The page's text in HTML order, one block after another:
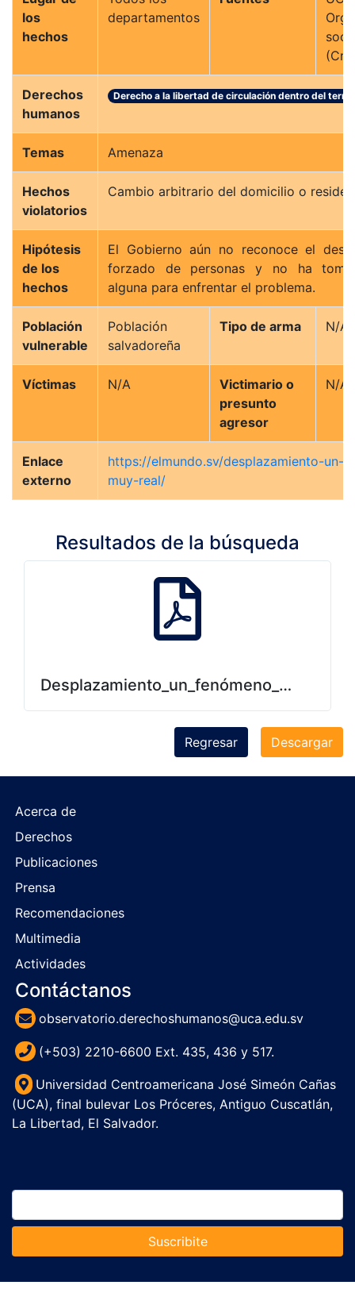
los
hechos
departamentos
Derechos
humanos
Derecho a la libertad de circulación dentro del
Temas Amenaza
Hechos
violatorios
Cambio arbitrario del domicilio o
Hipótesis
de los
hechos
El Gobierno aún no reconoce el
forzado de personas y no ha
alguna para enfrentar el problema.
Población
vulnerable
Población
salvadoreña
Tipo de arma N/A
Víctimas N/A
Victimario o
presunto
agresor
N/A
Enlace
externo
https://elmundo.sv/desplazamiento-un-
muy-real/
Resultados de la búsqueda
Descargar
Regresar
Acerca de
Derechos
Publicaciones
Prensa
Recomendaciones
Multimedia
Actividades
Contáctanos
observatorio.derechoshumanos@uca.edu.sv
(+503) 2210-6600 Ext. 435, 436 y 517.
Universidad Centroamericana José Simeón Cañas
(UCA), final bulevar Los Próceres, Antiguo Cuscatlán,
La Libertad, El Salvador.
Suscribite